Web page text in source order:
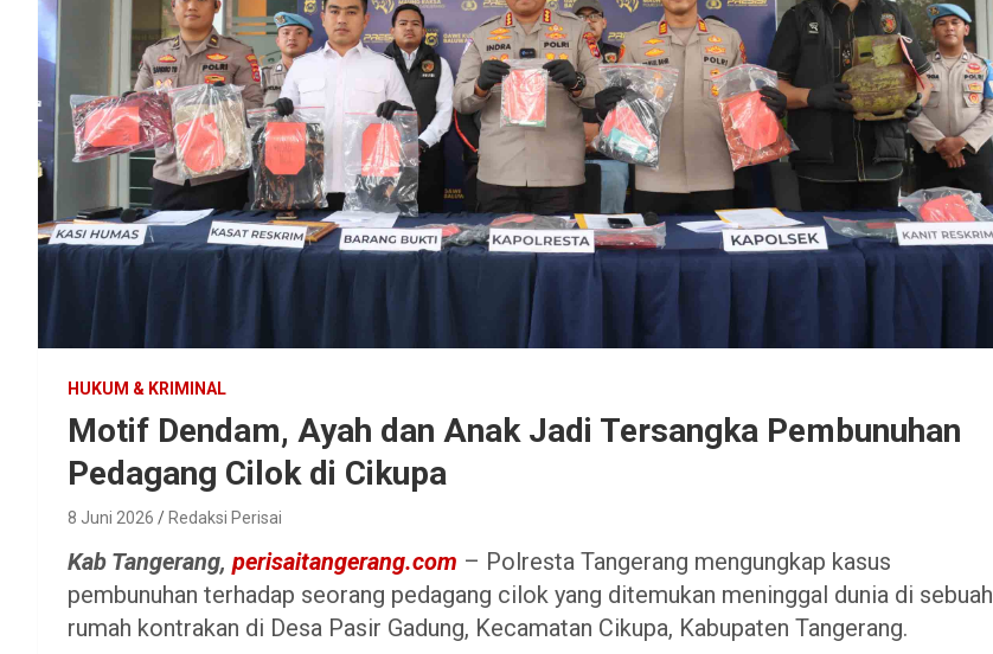
HUKUM & KRIMINAL
Motif Dendam, Ayah dan Anak Jadi Tersangka Pembunuhan
Pedagang Cilok di Cikupa
8 Juni 2026 Redaksi Perisai
Kab Tangerang, perisaitangerang.com – Polresta Tangerang mengungkap kasus
pembunuhan terhadap seorang pedagang cilok yang ditemukan meninggal dunia di sebuah
rumah kontrakan di Desa Pasir Gadung, Kecamatan Cikupa, Kabupaten Tangerang.